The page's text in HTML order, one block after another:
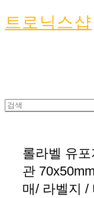
트로닉스샵
롤라벨 유포
관
매/ 라벨지 /